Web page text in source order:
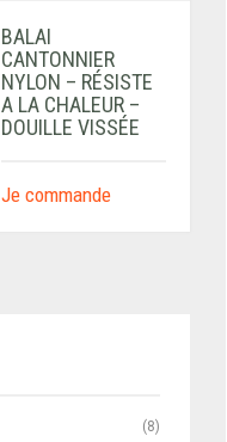
BALAI
CANTONNIER
NYLON – RÉSISTE
A LA CHALEUR –
DOUILLE VISSÉE
Je commande
(8)